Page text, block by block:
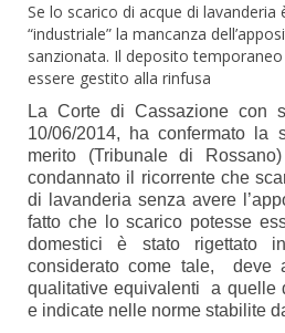
Se lo scarico di acque di
“industriale” la mancanza
sanzionata. Il deposito
essere gestito alla rinfusa
La Corte di Cassazione con
10/06/2014, ha confermato la
merito (Tribunale di
condannato il ricorrente che
di lavanderia senza avere
fatto che lo scarico potesse
domestici è stato rigettato
considerato come tale, deve
qualitative equivalenti a quelle
e indicate nelle norme stabilite